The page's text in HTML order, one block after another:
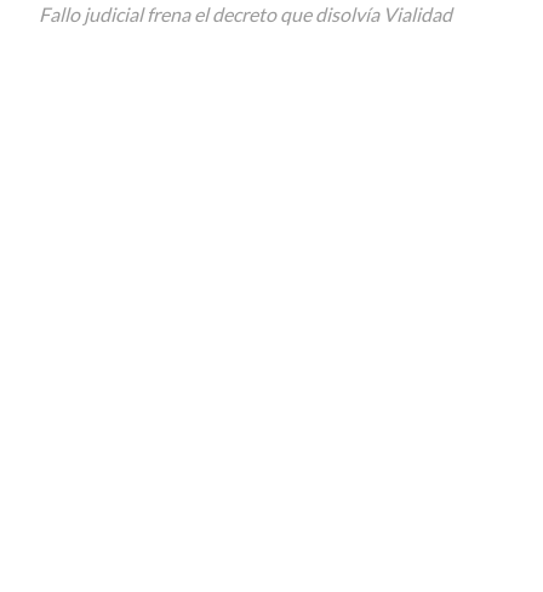
Fallo judicial frena el decreto que disolvía Vialidad